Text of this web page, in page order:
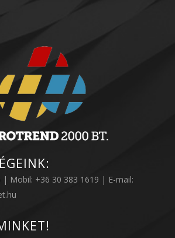
| Mobil: +36 30 383 1619 | E-mail: